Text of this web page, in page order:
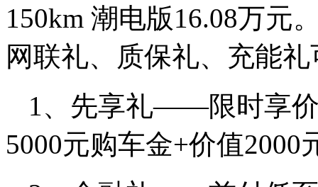
150km 潮电版16.08万元
网联礼、质保礼、充能
1、先享礼——限时享
5000元购车金+价值2000